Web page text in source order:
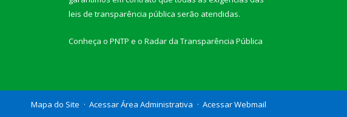
leis de transparência pública serão atendidas.
Conheça o PNTP e o Radar da Transparência Pública
Mapa do Site Acessar Área Administrativa Acessar Webmail